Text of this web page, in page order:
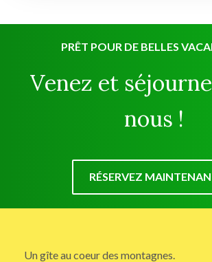
PRÊT POUR DE BELLES
Venez et
nous !
RÉSERVEZ
Un gîte au coeur des montagnes.